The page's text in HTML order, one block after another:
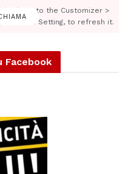
Go to the Customizer >
Feed Setting, to refresh it.
Facebook